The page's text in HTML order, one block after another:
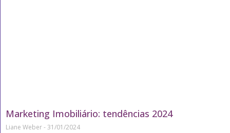
Marketing Imobiliário: tendências 2024
Liane Weber 31/01/2024